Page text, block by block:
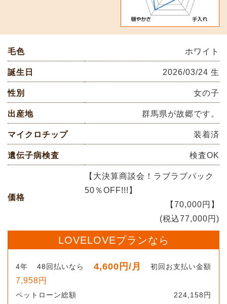
毛色 ホワイト
誕生日 2026/03/24 生
性別 女の子
出産地 群馬県が故郷です。
マイクロチップ 装着済
遺伝子病検査 検査OK
価格
【大決算商談会！ラブラブパック
50％OFF!!!】
【70,000円】
(税込77,000円)
LOVELOVEプランなら
4年 48回払いなら 4,600円 /月 初回お支払い金額
7,958円
ペットローン総額
224,158円